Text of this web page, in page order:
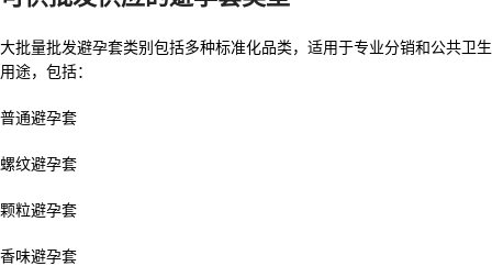
大批量批发避孕套类别包括多种标准化品类，适用于专业分销和公共卫生
用途，包括：
普通避孕套
螺纹避孕套
颗粒避孕套
香味避孕套